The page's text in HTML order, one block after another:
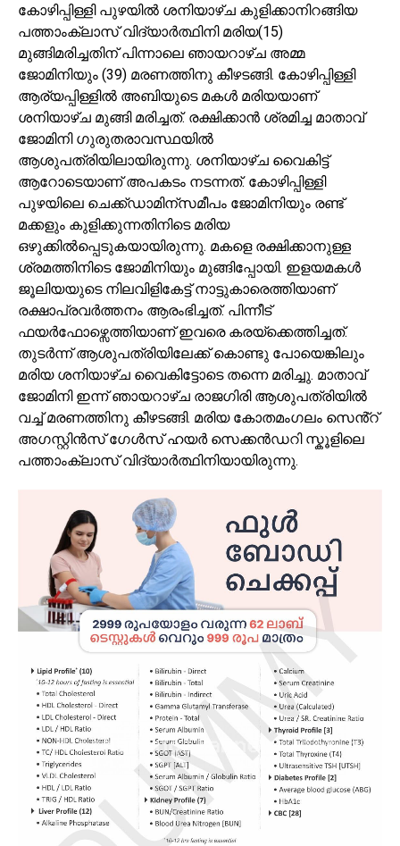
കോഴിപ്പിള്ളി പുഴയിൽ ശനിയാഴ്ച കുളിക്കാനിറങ്ങിയ
പത്താംക്ലാസ് വിദ്യാർത്ഥിനി മരിയ(15)
മുങ്ങിമരിച്ചതിന് പിന്നാലെ ഞായറാഴ്ച അമ്മ
ജോമിനിയും (39) മരണത്തിനു കീഴടങ്ങി. കോഴിപ്പിള്ളി
ആര്യപ്പിള്ളിൽ അബിയുടെ മകൾ മരിയയാണ്
ശനിയാഴ്ച മുങ്ങി മരിച്ചത്. രക്ഷിക്കാൻ ശ്രമിച്ച മാതാവ്
ജോമിനി ഗുരുതരാവസ്ഥയിൽ
ആശുപത്രിയിലായിരുന്നു. ശനിയാഴ്ച വൈകിട്ട്
ആറോടെയാണ് അപകടം നടന്നത്. കോഴിപ്പിള്ളി
പുഴയിലെ ചെക്ക്ഡാമിന്സമീപം ജോമിനിയും രണ്ട്
മക്കളും കുളിക്കുന്നതിനിടെ മരിയ
ഒഴുക്കിൽപ്പെടുകയായിരുന്നു. മകളെ രക്ഷിക്കാനുള്ള
ശ്രമത്തിനിടെ ജോമിനിയും മുങ്ങിപ്പോയി. ഇളയമകൾ
ജൂലിയയുടെ നിലവിളികേട്ട് നാട്ടുകാരെത്തിയാണ്
രക്ഷാപ്രവർത്തനം ആരംഭിച്ചത്. പിന്നീട്
ഫയർഫോഴ്സെത്തിയാണ് ഇവരെ കരയ്ക്കെത്തിച്ചത്.
തുടർന്ന് ആശുപത്രിയിലേക്ക് കൊണ്ടു പോയെങ്കിലും
മരിയ ശനിയാഴ്ച വൈകിട്ടോടെ തന്നെ മരിച്ചു. മാതാവ്
ജോമിനി ഇന്ന് ഞായറാഴ്ച രാജഗിരി ആശുപത്രിയിൽ
വച്ച് മരണത്തിനു കീഴടങ്ങി. മരിയ കോതമംഗലം സെൻ്റ്
അഗസ്റ്റിൻസ് ഗേൾസ് ഹയർ സെക്കൻഡറി സ്കൂളിലെ
പത്താംക്ലാസ് വിദ്യാർത്ഥിനിയായിരുന്നു.